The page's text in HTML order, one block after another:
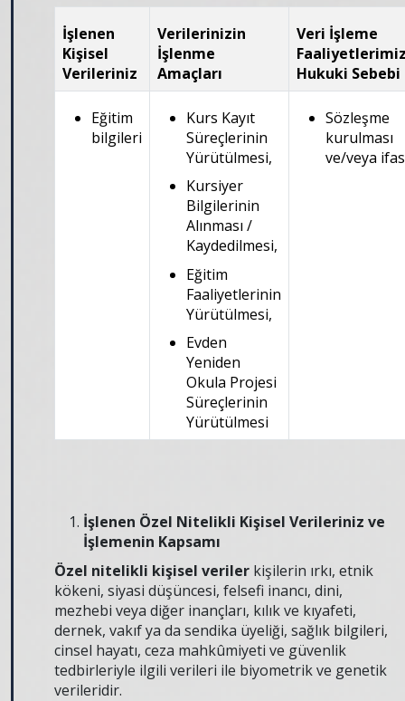
İşlenen
Kişisel
Verileriniz
Verilerinizin
İşlenme
Amaçları
Veri İşleme
Hukuki Sebebi
Eğitim
bilgileri
Kurs Kayıt
Süreçlerinin
Yürütülmesi,
Kursiyer
Bilgilerinin
Alınması /
Kaydedilmesi,
Eğitim
Faaliyetlerinin
Yürütülmesi,
Evden
Yeniden
Okula Projesi
Süreçlerinin
Yürütülmesi
Sözleşme
kurulması
ve/veya
İşlenen Özel Nitelikli Kişisel Verileriniz ve
İşlemenin Kapsamı
Özel nitelikli kişisel veriler kişilerin ırkı, etnik
kökeni, siyasi düşüncesi, felsefi inancı, dini,
mezhebi veya diğer inançları, kılık ve kıyafeti,
dernek, vakıf ya da sendika üyeliği, sağlık bilgileri,
cinsel hayatı, ceza mahkûmiyeti ve güvenlik
tedbirleriyle ilgili verileri ile biyometrik ve genetik
verileridir.